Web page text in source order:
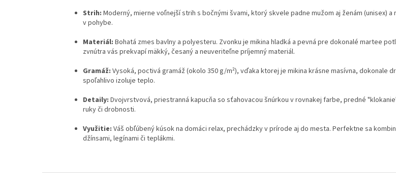
Strih: Moderný, mierne voľnejší strih s bočnými švami, ktorý skvele padne mužom aj ženám (unisex) a
v pohybe.
Materiál: Bohatá zmes bavlny a polyesteru. Zvonku je mikina hladká a pevná pre dokonalé martee
zvnútra vás prekvapí mäkký, česaný a neuveriteľne príjemný materiál.
Gramáž: Vysoká, poctivá gramáž (okolo 350 g/m²), vďaka ktorej je mikina krásne masívna, dokonale
spoľahlivo izoluje teplo.
Detaily: Dvojvrstvová, priestranná kapucňa so sťahovacou šnúrkou v rovnakej farbe, predné
ruky či drobnosti.
Využitie: Váš obľúbený kúsok na domáci relax, prechádzky v prírode aj do mesta. Perfektne sa
džínsami, legínami či teplákmi.